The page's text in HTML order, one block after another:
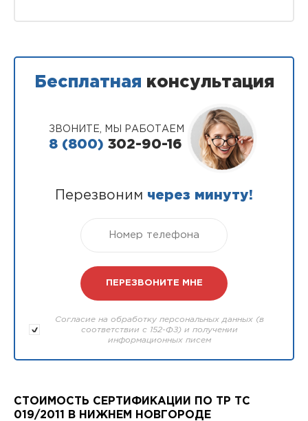
Бесплатная консультация
ЗВОНИТЕ, МЫ РАБОТАЕМ
8 (800) 302-90-16
Перезвоним через минуту!
Согласие на обработку персональных данных (в
соответствии с 152-ФЗ) и получении
информационных писем
СТОИМОСТЬ СЕРТИФИКАЦИИ ПО ТР ТС
019/2011 В НИЖНЕМ НОВГОРОДЕ